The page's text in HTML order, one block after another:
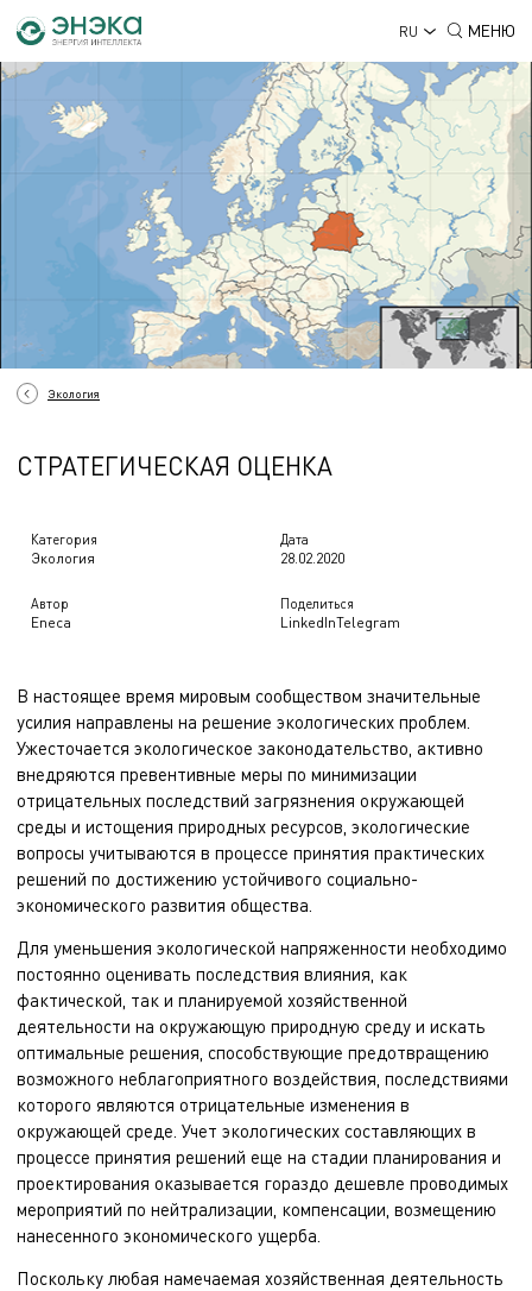
RU МЕНЮ
Экология
СТРАТЕГИЧЕСКАЯ ОЦЕНКА
Категория
Экология
Дата
28.02.2020
Автор
Eneca
Поделиться
LinkedInTelegram
В настоящее время мировым сообществом значительные
усилия направлены на решение экологических проблем.
Ужесточается экологическое законодательство, активно
внедряются превентивные меры по минимизации
отрицательных последствий загрязнения окружающей
среды и истощения природных ресурсов, экологические
вопросы учитываются в процессе принятия практических
решений по достижению устойчивого социально-
экономического развития общества.
Для уменьшения экологической напряженности необходимо
постоянно оценивать последствия влияния, как
фактической, так и планируемой хозяйственной
деятельности на окружающую природную среду и искать
оптимальные решения, способствующие предотвращению
возможного неблагоприятного воздействия, последствиями
которого являются отрицательные изменения в
окружающей среде. Учет экологических составляющих в
процессе принятия решений еще на стадии планирования и
проектирования оказывается гораздо дешевле проводимых
мероприятий по нейтрализации, компенсации, возмещению
нанесенного экономического ущерба.
Поскольку любая намечаемая хозяйственная деятельность